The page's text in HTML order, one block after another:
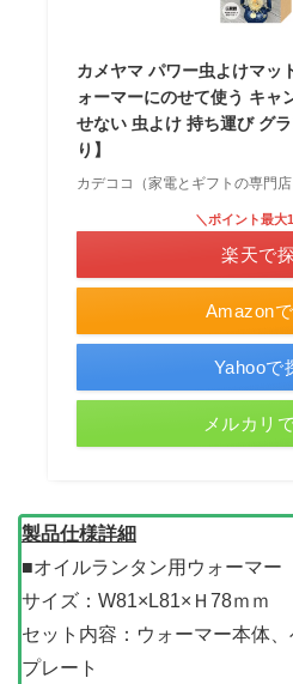
カメヤマ パワー虫よけマッ
ォーマーにのせて使う キャ
せない 虫よけ 持ち運び グ
り】
カデココ（家電とギフトの専門店
Amazon
＼ポイント最大
楽天で
Yahooで
メルカリ
製品仕様詳細
■オイルランタン用ウォーマー
サイズ：W81×L81×Ｈ78ｍｍ
セット内容：ウォーマー本体
プレート